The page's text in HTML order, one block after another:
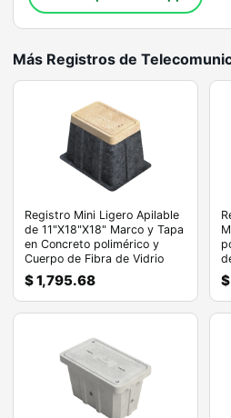
Más Registros de
Registro Mini Ligero Apilable
de 11"X18"X18" Marco y Tapa
en Concreto polimérico y
Cuerpo de Fibra de Vidrio
$ 1,795.68